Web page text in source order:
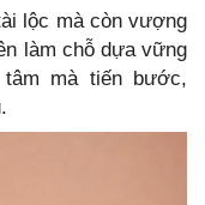
lộc mà còn vượng
làm chỗ dựa vững
mà tiến bước,